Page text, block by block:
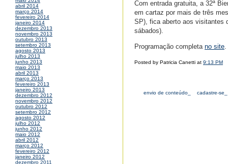
abril 2014
março 2014
fevereiro 2014
janeiro 2014
dezembro 2013
novembro 2013
outubro 2013
setembro 2013
agosto 2013
julho 2013
junho 2013
maio 2013
abril 2013
março 2013
fevereiro 2013
janeiro 2013
dezembro 2012
novembro 2012
outubro 2012
setembro 2012
agosto 2012
julho 2012
junho 2012
maio 2012
abril 2012
março 2012
fevereiro 2012
janeiro 2012
dezembro 2011
Com entrada gratuita, a 32ª
em cartaz por mais de três
SP), fica aberto aos visitantes
sábados).
Programação completa no site.
Posted by Patricia Canetti at 9:13 PM
envio de conteúdo_ cadastre-se_